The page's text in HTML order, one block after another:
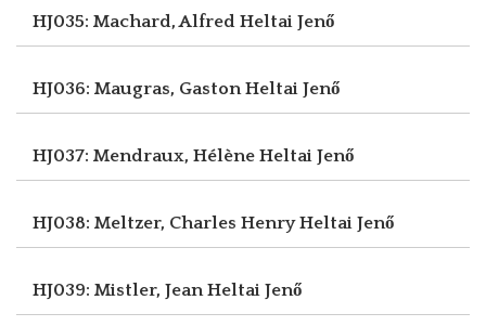
HJ035: Machard, Alfred Heltai Jenő
HJ036: Maugras, GastonHeltai Jenő
HJ037: Mendraux, Hélène Heltai Jenő
HJ038: Meltzer, Charles HenryHeltai Jenő
HJ039: Mistler, JeanHeltai Jenő